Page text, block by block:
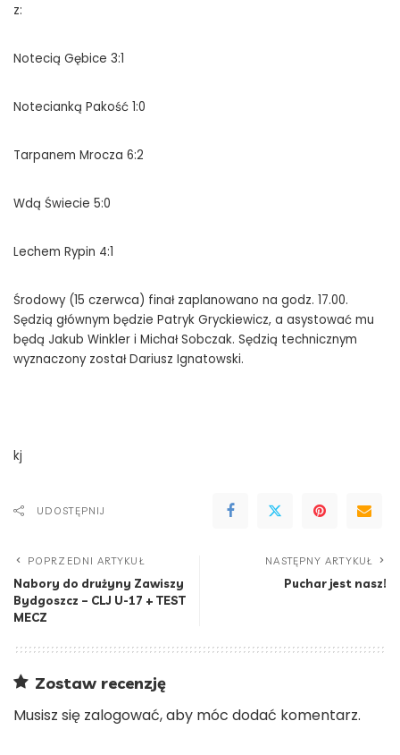
z:
Notecią Gębice 3:1
Notecianką Pakość 1:0
Tarpanem Mrocza 6:2
Wdą Świecie 5:0
Lechem Rypin 4:1
Środowy (15 czerwca) finał zaplanowano na godz. 17.00.
Sędzią głównym będzie Patryk Gryckiewicz, a asystować mu
będą Jakub Winkler i Michał Sobczak. Sędzią technicznym
wyznaczony został Dariusz Ignatowski.
kj
UDOSTĘPNIJ
POPRZEDNI ARTYKUŁ
Nabory do drużyny Zawiszy
Bydgoszcz – CLJ U-17 + TEST
MECZ
NASTĘPNY ARTYKUŁ
Puchar jest nasz!
Zostaw recenzję
Musisz się zalogować, aby móc dodać komentarz.